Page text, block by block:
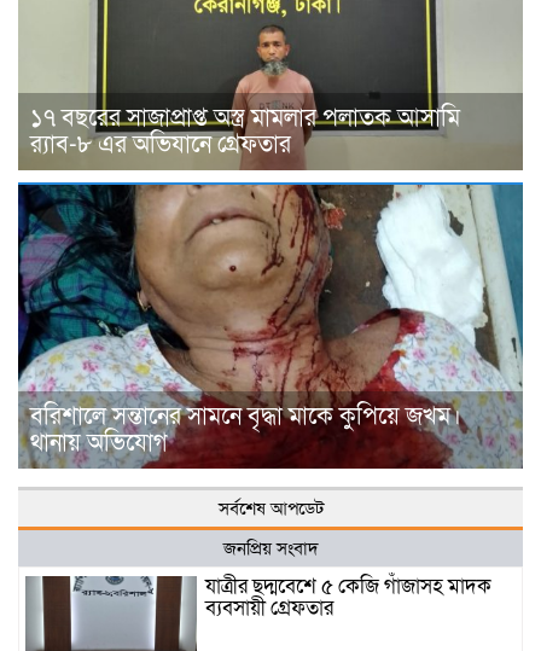
১৭ বছরের সাজাপ্রাপ্ত অস্ত্র মামলার পলাতক আসামি
র‍্যাব-৮ এর অভিযানে গ্রেফতার
বরিশালে সন্তানের সামনে বৃদ্ধা মাকে কুপিয়ে জখম।
থানায় অভিযোগ
সর্বশেষ আপডেট
জনপ্রিয় সংবাদ
যাত্রীর ছদ্মবেশে ৫ কেজি গাঁজাসহ মাদক
ব্যবসায়ী গ্রেফতার